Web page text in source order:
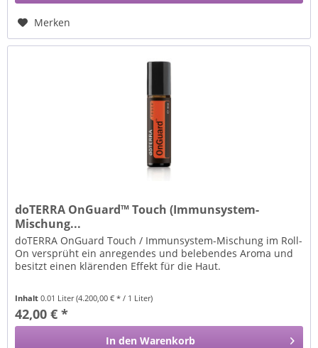
Merken
doTERRA OnGuard™ Touch (Immunsystem-
Mischung...
doTERRA OnGuard Touch / Immunsystem-Mischung im Roll-
On versprüht ein anregendes und belebendes Aroma und
besitzt einen klärenden Effekt für die Haut.
Inhalt0.01 Liter(4.200,00 € * / 1 Liter)
42,00 € *
In den Warenkorb